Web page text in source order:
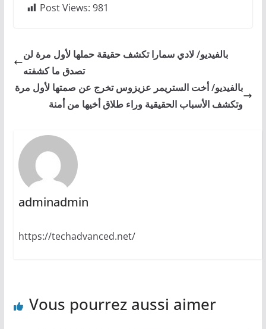
Post Views: 981
بالفيديو/ لادي سمارا تكشف حقيقة حملها لأول مرة لن
تصدق ما كشفته
بالفيديو/ أخت الستريمر عزيزوس تخرج عن صمتها لأول مرة
وتكشف الأسباب الحقيقية وراء طلاق أخيها من أمنة
adminadmin
https://techadvanced.net/
Vous pourrez aussi aimer